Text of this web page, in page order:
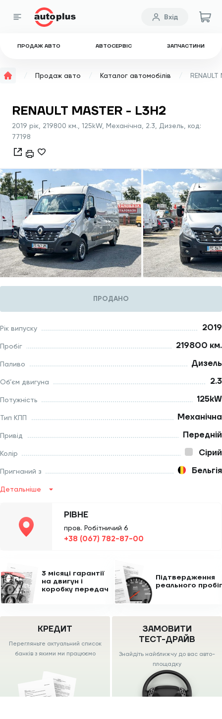
ПРОДАЖ АВТО АВТОСЕРВІС ЗАПЧАСТИНИ
Вхід
Продаж авто Каталог автомобілів RENAULT
RENAULT MASTER - L3H2
2019 рік, 219800 км., 125kW, Механічна, 2.3, Дизель, код:
77198
ПРОДАНО
Рік випуску 2019
Пробіг 219800 км.
Паливо Дизель
Об’єм двигуна 2.3
Потужність 125kW
Тип КПП Механічна
Привід Передній
Колір Сірий
Пригнаний з Бельгія
Детальніше
РІВНЕ
пров. Робітничий 6
+38 (067) 782-87-00
3 місяці гарантії
на двигун і
коробку передач
Підтвердження
реального
КРЕДИТ
Перегляньте актуальний список
банків з якими ми працюємо
ЗАМОВИТИ
ТЕСТ-ДРАЙВ
Знайдіть найближчу до вас авто-
площадку